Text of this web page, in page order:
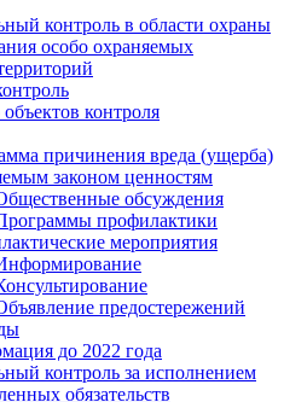
контроль в области охраны
особо охраняемых
объектов контроля
причинения вреда (ущерба)
законом ценностям
обсуждения
профилактики
мероприятия
предостережений
до 2022 года
контроль за исполнением
обязательств